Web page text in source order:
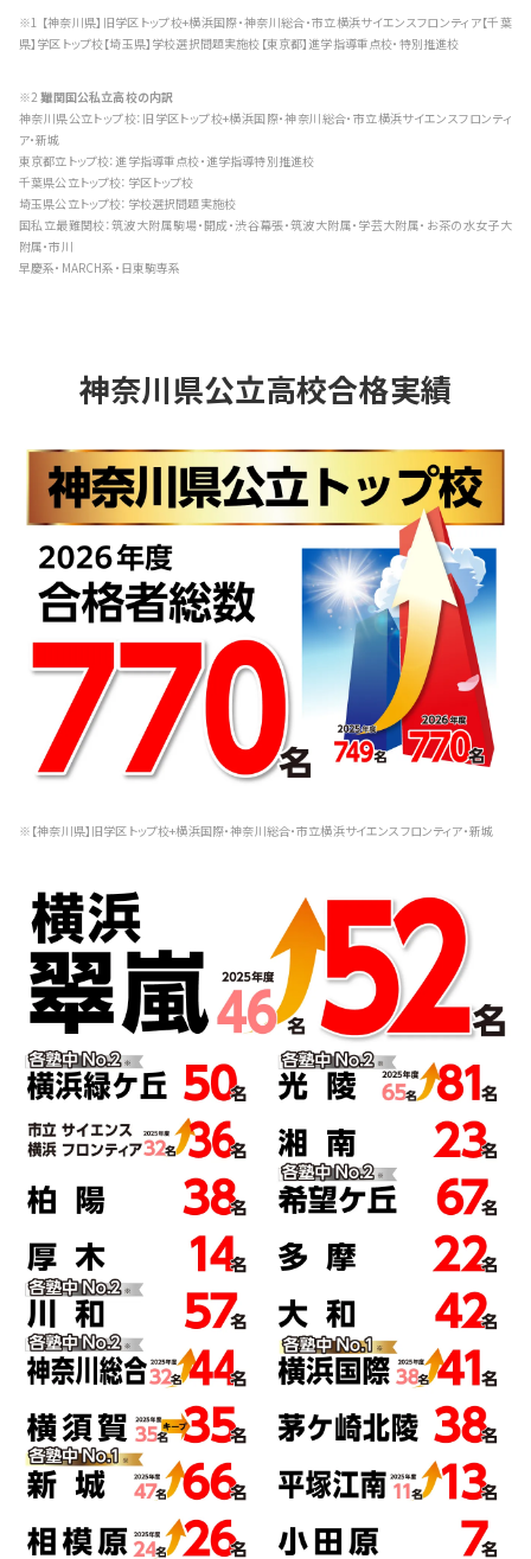
※1 【神奈川県】旧学区トップ校+横浜国際・神奈川総合・市立横浜サイエンスフロンティア【千葉
県】学区トップ校【埼玉県】学校選択問題実施校【東京都】進学指導重点校・特別推進校
※2難関国公私立高校の内訳
神奈川県公立トップ校：旧学区トップ校+横浜国際・神奈川総合・市立横浜サイエンスフロンティ
ア・新城
東京都立トップ校：進学指導重点校・進学指導特別推進校
千葉県公立トップ校：学区トップ校
埼玉県公立トップ校：学校選択問題実施校
国私立最難関校：筑波大附属駒場・開成・渋谷幕張・筑波大附属・学芸大附属・お茶の水女子大
附属・市川
早慶系・MARCH系・日東駒専系
神奈川県公立高校合格実績
※【神奈川県】旧学区トップ校+横浜国際・神奈川総合・市立横浜サイエンスフロンティア・新城